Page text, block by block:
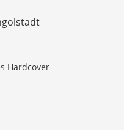
Hardcover